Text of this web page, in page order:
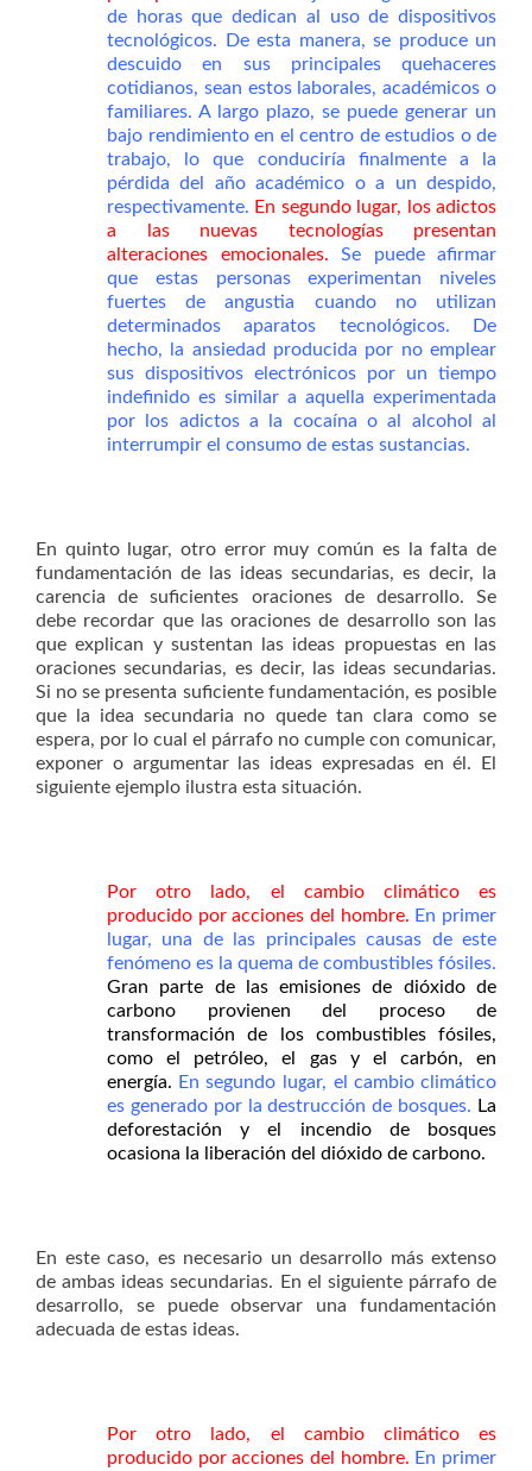
de horas que dedican al uso de dispositivos
tecnológicos. De esta manera, se produce un
descuido en sus principales quehaceres
cotidianos, sean estos laborales, académicos o
familiares. A largo plazo, se puede generar un
bajo rendimiento en el centro de estudios o de
trabajo, lo que conduciría finalmente a la
pérdida del año académico o a un despido,
respectivamente. En segundo lugar, los adictos
a las nuevas tecnologías presentan
alteraciones emocionales. Se puede afirmar
que estas personas experimentan niveles
fuertes de angustia cuando no utilizan
determinados aparatos tecnológicos. De
hecho, la ansiedad producida por no emplear
sus dispositivos electrónicos por un tiempo
indefinido es similar a aquella experimentada
por los adictos a la cocaína o al alcohol al
interrumpir el consumo de estas sustancias.
En quinto lugar, otro error muy común es la falta de
fundamentación de las ideas secundarias, es decir, la
carencia de suficientes oraciones de desarrollo. Se
debe recordar que las oraciones de desarrollo son las
que explican y sustentan las ideas propuestas en las
oraciones secundarias, es decir, las ideas secundarias.
Si no se presenta suficiente fundamentación, es posible
que la idea secundaria no quede tan clara como se
espera, por lo cual el párrafo no cumple con comunicar,
exponer o argumentar las ideas expresadas en él. El
siguiente ejemplo ilustra esta situación.
Por otro lado, el cambio climático es
producido por acciones del hombre. En primer
lugar, una de las principales causas de este
fenómeno es la quema de combustibles fósiles.
Gran parte de las emisiones de dióxido de
carbono provienen del proceso de
transformación de los combustibles fósiles,
como el petróleo, el gas y el carbón, en
energía. En segundo lugar, el cambio climático
es generado por la destrucción de bosques. La
deforestación y el incendio de bosques
ocasiona la liberación del dióxido de carbono.
En este caso, es necesario un desarrollo más extenso
de ambas ideas secundarias. En el siguiente párrafo de
desarrollo, se puede observar una fundamentación
adecuada de estas ideas.
Por otro lado, el cambio climático es
producido por acciones del hombre. En primer